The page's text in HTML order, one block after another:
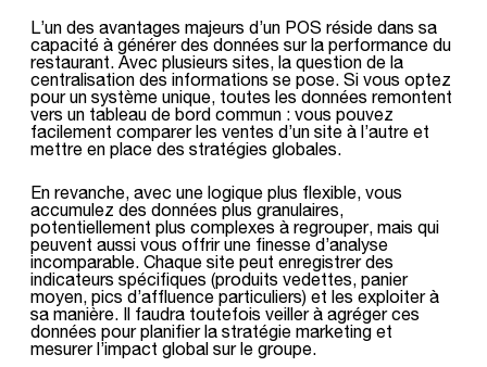
L’un des avantages majeurs d’un POS réside dans sa
capacité à générer des données sur la performance du
restaurant. Avec plusieurs sites, la question de la
centralisation des informations se pose. Si vous optez
pour un système unique, toutes les données remontent
vers un tableau de bord commun : vous pouvez
facilement comparer les ventes d’un site à l’autre et
mettre en place des stratégies globales.
En revanche, avec une logique plus flexible, vous
accumulez des données plus granulaires,
potentiellement plus complexes à regrouper, mais qui
peuvent aussi vous offrir une finesse d’analyse
incomparable. Chaque site peut enregistrer des
indicateurs spécifiques (produits vedettes, panier
moyen, pics d’affluence particuliers) et les exploiter à
sa manière. Il faudra toutefois veiller à agréger ces
données pour planifier la stratégie marketing et
mesurer l’impact global sur le groupe.